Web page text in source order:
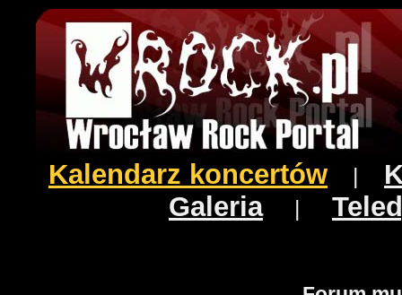
Kalendarz koncertów
Galeria|